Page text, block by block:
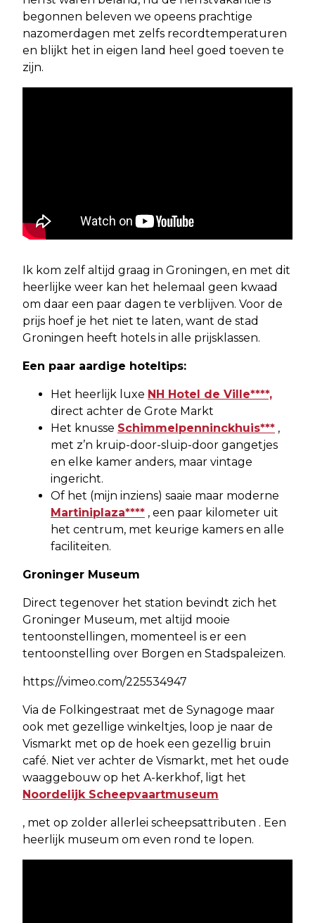
begonnen beleven we opeens prachtige
nazomerdagen met zelfs recordtemperaturen
en blijkt het in eigen land heel goed toeven te
zijn.
Ik kom zelf altijd graag in Groningen, en met dit
heerlijke weer kan het helemaal geen kwaad
om daar een paar dagen te verblijven. Voor de
prijs hoef je het niet te laten, want de stad
Groningen heeft hotels in alle prijsklassen.
Een paar aardige hoteltips:
Het heerlijk luxe NH Hotel de Ville****,
direct achter de Grote Markt
Het knusse Schimmelpenninckhuis*** ,
met z’n kruip-door-sluip-door gangetjes
en elke kamer anders, maar vintage
ingericht.
Of het (mijn inziens) saaie maar moderne
Martiniplaza**** , een paar kilometer uit
het centrum, met keurige kamers en alle
faciliteiten.
Groninger Museum
Direct tegenover het station bevindt zich het
Groninger Museum, met altijd mooie
tentoonstellingen, momenteel is er een
tentoonstelling over Borgen en Stadspaleizen.
https://vimeo.com/225534947
Via de Folkingestraat met de Synagoge maar
ook met gezellige winkeltjes, loop je naar de
Vismarkt met op de hoek een gezellig bruin
café. Niet ver achter de Vismarkt, met het oude
waaggebouw op het A-kerkhof, ligt het
Noordelijk Scheepvaartmuseum
, met op zolder allerlei scheepsattributen . Een
heerlijk museum om even rond te lopen.